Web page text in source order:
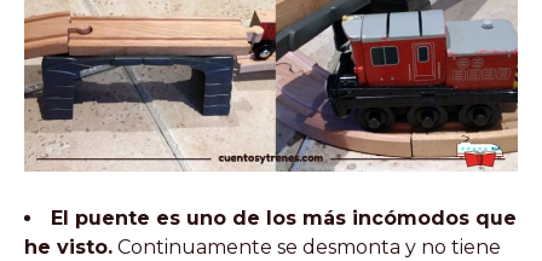
El puente es uno de los más incómodos que
he visto. Continuamente se desmonta y no tiene